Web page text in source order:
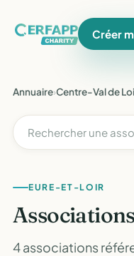
Créer
Annuaire›Centre-Val de
EURE-ET-LOIR
4 associations